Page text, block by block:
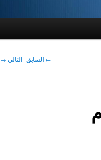
تصفّح
← السابق التالي →